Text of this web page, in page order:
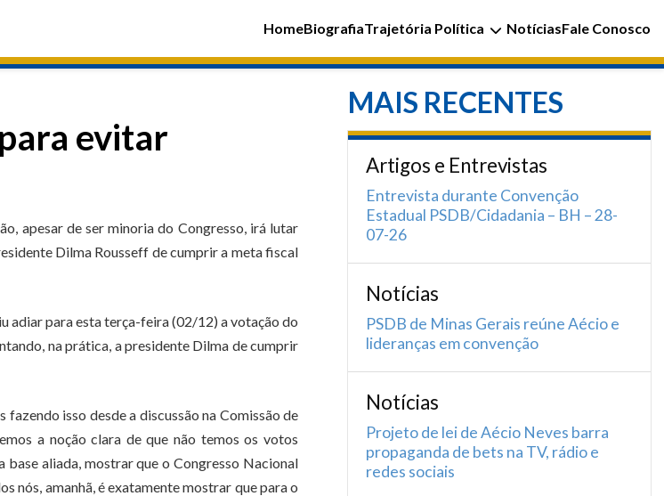
HomeBiografiaTrajetória Política NotíciasFale Conosco
evitar
apesar de ser minoria do Congresso, irá lutar
Dilma Rousseff de cumprir a meta fiscal
adiar para esta terça-feira (02/12) a votação do
na prática, a presidente Dilma de cumprir
fazendo isso desde a discussão na Comissão de
a noção clara de que não temos os votos
base aliada, mostrar que o Congresso Nacional
nós, amanhã, é exatamente mostrar que para o
MAIS RECENTES
Artigos e Entrevistas
Entrevista durante Convenção
Estadual PSDB/Cidadania – BH – 28-
07-26
Notícias
PSDB de Minas Gerais reúne Aécio e
lideranças em convenção
Notícias
Projeto de lei de Aécio Neves barra
propaganda de bets na TV, rádio e
redes sociais